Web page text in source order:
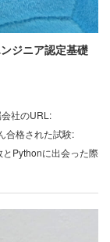
ジニア認定基礎
社のURL:
合格された試験:
Pythonに出会った際